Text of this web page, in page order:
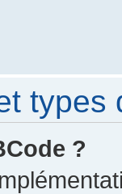
types
?